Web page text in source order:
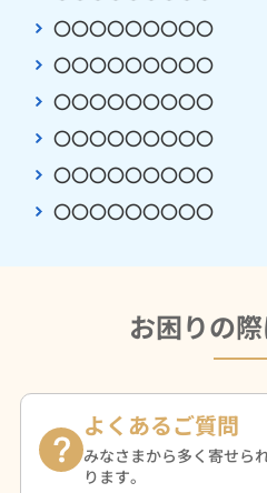
〇〇〇〇〇〇〇〇〇
〇〇〇〇〇〇〇〇〇
〇〇〇〇〇〇〇〇〇
〇〇〇〇〇〇〇〇〇
〇〇〇〇〇〇〇〇〇
〇〇〇〇〇〇〇〇〇
お困りの
よくあるご質問
みなさまから多く寄せら
ります。